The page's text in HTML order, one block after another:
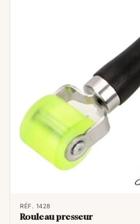
RÉF. 1428
Rouleau presseur